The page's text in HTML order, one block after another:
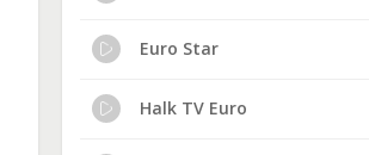
Euro Star
Halk TV Euro